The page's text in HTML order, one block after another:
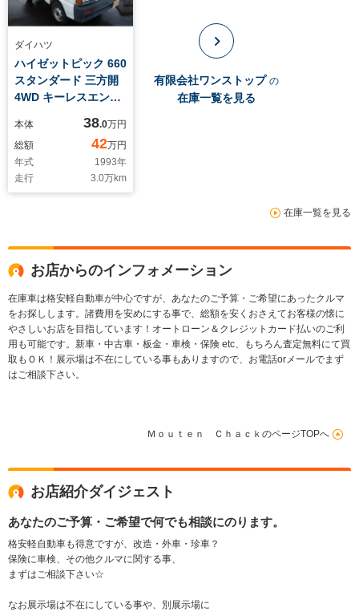
ダイハツ
ハイゼットピック 660
スタンダード 三方開
4WD キーレスエント
29000km 禁煙車
車検10年3月6日
本体 38.0万円
総額
42万円
年式
1993年
走行
3.0万km
有限会社ワンストップ の
在庫一覧を見る
在庫一覧を見る
お店からのインフォメーション
在庫車は格安軽自動車が中心ですが、あなたのご予算・ご希望にあったクルマ
をお探しします。諸費用を安めにする事で、総額を安くおさえてお客様の懐に
やさしいお店を目指しています！オートローン＆クレジットカード払いのご利
用も可能です。新車・中古車・板金・車検・保険 etc、もちろん査定無料にて買
取もＯＫ！展示場は不在にしている事もありますので、お電話orメールでまず
はご相談下さい。
Ｍｏｕｔｅｎ ＣｈａｃｋのページTOPへ
お店紹介ダイジェスト
あなたのご予算・ご希望で何でも相談にのります。
格安軽自動車も得意ですが、改造・外車・珍車？
保険に車検、その他クルマに関する事、
まずはご相談下さい☆
なお展示場は不在にしている事や、別展示場に